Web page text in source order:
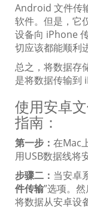
Android 文件传
软件。但是，它
设备向 iPhone
切应该都能顺利
总之，将数据存
是将数据传输到
使用安卓
指南：
第一步： 在Mac
用USB数据线将
步骤二： 当安卓
件传输”选项。
将数据从安卓设